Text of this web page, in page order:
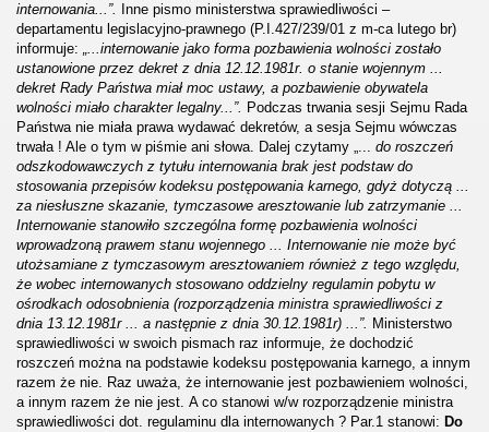
internowania...”.
Inne pismo ministerstwa sprawiedliwości –
departamentu legislacyjno-prawnego (P.I.427/239/01 z m-ca lutego br)
informuje: „...internowanie jako forma pozbawienia wolności zostało
ustanowione przez dekret z dnia 12.12.1981r. o stanie wojennym ...
dekret Rady Państwa miał moc ustawy, a pozbawienie obywatela
wolności miało charakter legalny...”. Podczas trwania sesji Sejmu Rada
Państwa nie miała prawa wydawać dekretów, a sesja Sejmu wówczas
trwała ! Ale o tym w piśmie ani słowa. Dalej czytamy „... do roszczeń
odszkodowawczych z tytułu internowania brak jest podstaw do
stosowania przepisów kodeksu postępowania karnego, gdyż dotyczą ...
za niesłuszne skazanie, tymczasowe aresztowanie lub zatrzymanie ...
Internowanie stanowiło szczególna formę pozbawienia wolności
wprowadzoną prawem stanu wojennego ... Internowanie nie może być
utożsamiane z tymczasowym aresztowaniem również z tego względu,
że wobec internowanych stosowano oddzielny regulamin pobytu w
ośrodkach odosobnienia (rozporządzenia ministra sprawiedliwości z
dnia 13.12.1981r ... a następnie z dnia 30.12.1981r) ...”. Ministerstwo
sprawiedliwości w swoich pismach raz informuje, że dochodzić
roszczeń można na podstawie kodeksu postępowania karnego, a innym
razem że nie. Raz uważa, że internowanie jest pozbawieniem wolności,
a innym razem że nie jest. A co stanowi w/w rozporządzenie ministra
sprawiedliwości dot. regulaminu dla internowanych ? Par.1 stanowi: Do